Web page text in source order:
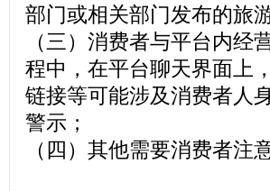
部门或相关部门发布的旅
（三）消费者与平台内经
程中，在平台聊天界面上
链接等可能涉及消费者人
警示；
（四）其他需要消费者注